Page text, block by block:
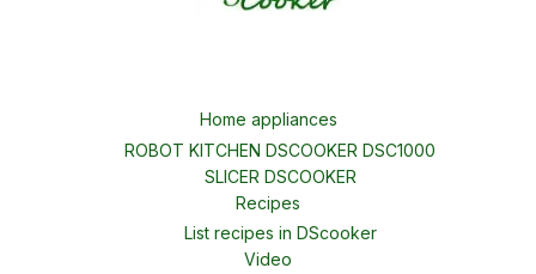
Home appliances
ROBOT KITCHEN DSCOOKER DSC1000
SLICER DSCOOKER
Recipes
List recipes in DScooker
Video